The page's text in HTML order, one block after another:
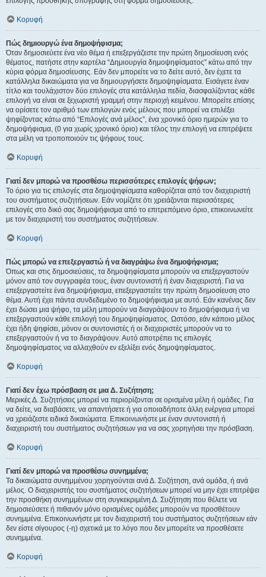
Κορυφή
Πώς δημιουργώ ένα δημοψήφισμα;
Όταν δημοσιεύετε ένα νέο θέμα ή επεξεργάζεστε την πρώτη δημοσίευση ενός
θέματος, πατήστε στην καρτέλα “Δημιουργία δημοψηφίσματος” κάτω από την
κύρια φόρμα δημοσίευσης. Εάν δεν μπορείτε να το δείτε αυτό, δεν έχετε τα
κατάλληλα δικαιώματα για να δημιουργήσετε δημοψηφίσματα. Εισάγετε έναν
τίτλο και τουλάχιστον δύο επιλογές στα κατάλληλα πεδία, διασφαλίζοντας κάθε
επιλογή να είναι σε ξεχωριστή γραμμή στην περιοχή κειμένου. Μπορείτε επίσης
να ορίσετε τον αριθμό των επιλογών ενός μέλους που μπορεί να επιλέξει
ψηφίζοντας κάτω από “Επιλογές ανά μέλος”, ένα χρονικό όριο ημερών για το
δημοψήφισμα, (0 για χωρίς χρονικό όριο) και τέλος την επιλογή να επιτρέψετε
στα μέλη να τροποποιούν τις ψήφους τους.
Κορυφή
Γιατί δεν μπορώ να προσθέσω περισσότερες επιλογές ψήφων;
Το όριο για τις επιλογές στα δημοψηφίσματα καθορίζεται από τον διαχειριστή
του συστήματος συζητήσεων. Εάν νομίζετε ότι χρειάζονται περισσότερες
επιλογές στο δικό σας δημοψήφισμα από το επιτρεπόμενο όριο, επικοινωνείτε
με τον διαχειριστή του συστήματος συζητήσεων.
Κορυφή
Πώς μπορώ να επεξεργαστώ ή να διαγράψω ένα δημοψήφισμα;
Όπως και στις δημοσιεύσεις, τα δημοψηφίσματα μπορούν να επεξεργαστούν
μόνον από τον συγγραφέα τους, έναν συντονιστή ή έναν διαχειριστή. Για να
επεξεργαστείτε ένα δημοψήφισμα, επεξεργαστείτε την πρώτη δημοσίευση στο
θέμα. Αυτή έχει πάντα συνδεδεμένο το δημοψήφισμα με αυτό. Εάν κανένας δεν
έχει δώσει μια ψήφο, τα μέλη μπορούν να διαγράψουν το δημοψήφισμα ή να
επεξεργαστούν κάθε επιλογή του δημοψηφίσματος. Ωστόσο, εάν κάποιο μέλος
έχει ήδη ψηφίσει, μόνον οι συντονιστές ή οι διαχειριστές μπορούν να το
επεξεργαστούν ή να το διαγράψουν. Αυτό αποτρέπει τις επιλογές
δημοψηφίσματος να αλλαχθούν εν εξελίξει ενός δημοψηφίσματος.
Κορυφή
Γιατί δεν έχω πρόσβαση σε μια Δ. Συζήτηση;
Μερικές Δ. Συζητήσεις μπορεί να περιορίζονται σε ορισμένα μέλη ή ομάδες. Για
να δείτε, να διαβάσετε, να απαντήσετε ή για οποιαδήποτε άλλη ενέργεια μπορεί
να χρειάζεστε ειδικά δικαιώματα. Επικοινωνήστε με έναν συντονιστή ή
διαχειριστή του συστήματος συζητήσεων για να σας χορηγήσει την πρόσβαση.
Κορυφή
Γιατί δεν μπορώ να προσθέσω συνημμένα;
Τα δικαιώματα συνημμένου χορηγούνται ανά Δ. Συζήτηση, ανά ομάδα, ή ανά
μέλος. Ο διαχειριστής του συστήματος συζητήσεων μπορεί να μην έχει επιτρέψει
την προσθήκη συνημμένων στη συγκεκριμένη Δ. Συζήτηση που θέλετε να
δημοσιεύσετε ή πιθανόν μόνο ορισμένες ομάδες μπορούν να προσθέτουν
συνημμένα. Επικοινωνήστε με τον διαχειριστή του συστήματος συζητήσεων εάν
δεν είστε σίγουρος (-η) σχετικά με το λόγο που δεν μπορείτε να προσθέσετε
συνημμένα.
Κορυφή